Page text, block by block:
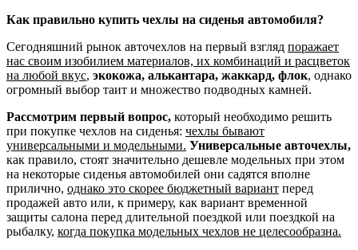
Как правильно купить чехлы на сиденья автомобиля?
Сегодняшний рынок авточехлов на первый взгляд поражает
нас своим изобилием материалов, их комбинаций и расцветок
на любой вкус, экокожа, алькантара, жаккард, флок, однако
огромный выбор таит и множество подводных камней.
Рассмотрим первый вопрос, который необходимо решить
при покупке чехлов на сиденья: чехлы бывают
универсальными и модельными. Универсальные авточехлы,
как правило, стоят значительно дешевле модельных при этом
на некоторые сиденья автомобилей они садятся вполне
прилично, однако это скорее бюджетный вариант перед
продажей авто или, к примеру, как вариант временной
защиты салона перед длительной поездкой или поездкой на
рыбалку, когда покупка модельных чехлов не целесообразна.